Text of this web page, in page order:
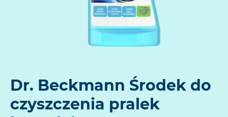
Dr. Beckmann Środek do
czyszczenia pralek